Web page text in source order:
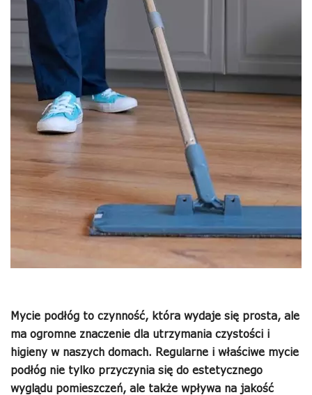
Mycie podłóg to czynność, która wydaje się prosta, ale
ma ogromne znaczenie dla utrzymania czystości i
higieny w naszych domach. Regularne i właściwe mycie
podłóg nie tylko przyczynia się do estetycznego
wyglądu pomieszczeń, ale także wpływa na jakość